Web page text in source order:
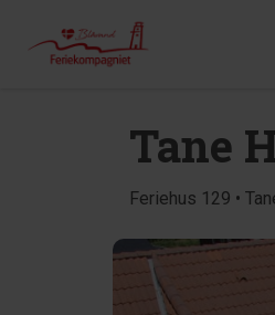
Tane
Feriehus 129 •